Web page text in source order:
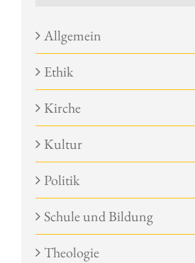
Allgemein
Ethik
Kirche
Kultur
Politik
Schule und Bildung
Theologie